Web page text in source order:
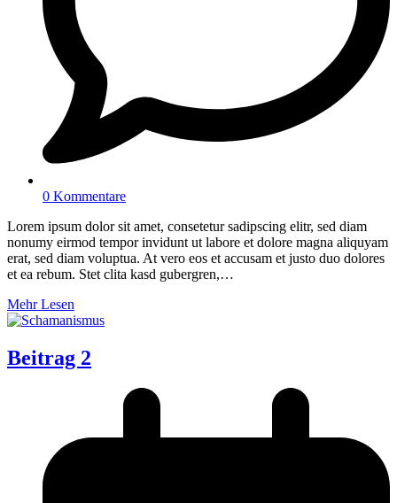
0 Kommentare
Lorem ipsum dolor sit amet, consetetur sadipscing elitr, sed diam
nonumy eirmod tempor invidunt ut labore et dolore magna aliquyam
erat, sed diam voluptua. At vero eos et accusam et justo duo dolores
et ea rebum. Stet clita kasd gubergren,…
Mehr Lesen
Beitrag 2